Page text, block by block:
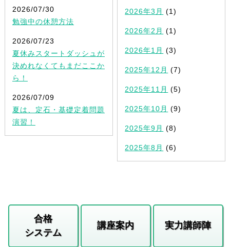
2026/07/30
勉強中の休憩方法
2026/07/23
夏休みスタートダッシュが
決めれなくてもまだここか
ら！
2026/07/09
夏は、定石・基礎定着問題
演習！
2026年3月 (1)
2026年2月 (1)
2026年1月 (3)
2025年12月 (7)
2025年11月 (5)
2025年10月 (9)
2025年9月 (8)
2025年8月 (6)
合格
システム
講座案内 実力講師陣